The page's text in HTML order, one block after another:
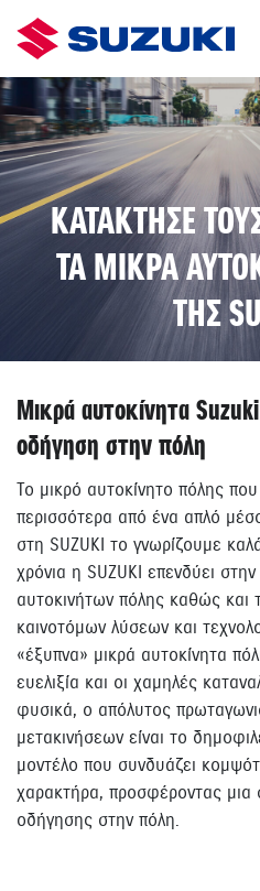
ΚΑΤΑΚΤΗΣΕ
ΤΑ ΜΙΚΡΑ
ΤΗΣ
Μικρά αυτοκίνητα
οδήγηση στην πόλη
Το μικρό αυτοκίνητο πόλης που
περισσότερα από ένα απλό
στη SUZUKI το γνωρίζουμε
χρόνια η SUZUKI επενδύει
αυτοκινήτων πόλης καθώς και
καινοτόμων λύσεων και
«έξυπνα» μικρά αυτοκίνητα
ευελιξία και οι χαμηλές
φυσικά, ο απόλυτος
μετακινήσεων είναι το
μοντέλο που συνδυάζει
χαρακτήρα, προσφέροντας μια
οδήγησης στην πόλη.